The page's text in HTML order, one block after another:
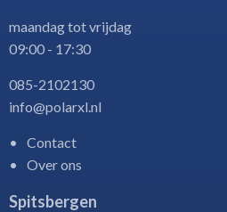
maandag tot vrijdag
09:00 - 17:30
085-2102130
info@polarxl.nl
Contact
Over ons
Spitsbergen